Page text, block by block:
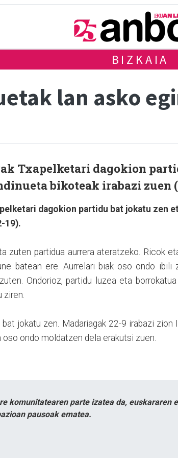
BIZKAIA
lan asko
Txapelketari dagokion
bikoteak irabazi zuen
dagokion partidu bat jokatu zen
19).
zuten partidua aurrera ateratzeko. Ricok
batean ere. Aurrelari biak oso ondo ibili
Ondorioz, partidu luzea eta
ziren.
bat jokatu zen. Madariagak 22-9 irabazi zion
ondo moldatzen dela erakutsi zuen.
komunitatearen parte izatea da, euskararen
pausoak ematea.